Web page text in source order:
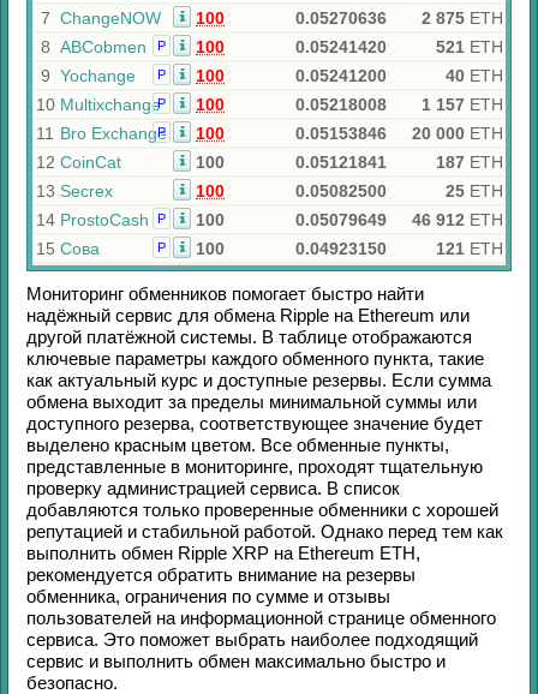
7 ChangeNOW 100 0.05270636 2 875 ETH
8 ABCobmen Р 100 0.05241420 521 ETH
9 Yochange Р 100 0.05241200 40 ETH
10 MultixchangeР 100 0.05218008 1 157 ETH
11 Bro Exchange
Р 100 0.05153846 20 000 ETH
12 CoinCat 100 0.05121841 187 ETH
13 Secrex 100 0.05082500 25 ETH
14 ProstoCash Р 100 0.05079649 46 912 ETH
15 Сова Р 100 0.04923150 121 ETH
Мониторинг обменников помогает быстро найти
надёжный сервис для обмена Ripple на Ethereum или
другой платёжной системы. В таблице отображаются
ключевые параметры каждого обменного пункта, такие
как актуальный курс и доступные резервы. Если сумма
обмена выходит за пределы минимальной суммы или
доступного резерва, соответствующее значение будет
выделено красным цветом. Все обменные пункты,
представленные в мониторинге, проходят тщательную
проверку администрацией сервиса. В список
добавляются только проверенные обменники с хорошей
репутацией и стабильной работой. Однако перед тем как
выполнить обмен Ripple XRP на Ethereum ETH,
рекомендуется обратить внимание на резервы
обменника, ограничения по сумме и отзывы
пользователей на информационной странице обменного
сервиса. Это поможет выбрать наиболее подходящий
сервис и выполнить обмен максимально быстро и
безопасно.